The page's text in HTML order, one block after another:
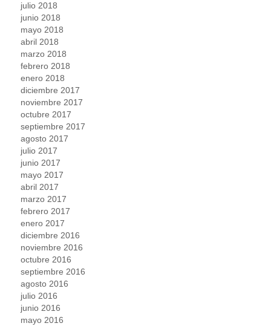
julio 2018
junio 2018
mayo 2018
abril 2018
marzo 2018
febrero 2018
enero 2018
diciembre 2017
noviembre 2017
octubre 2017
septiembre 2017
agosto 2017
julio 2017
junio 2017
mayo 2017
abril 2017
marzo 2017
febrero 2017
enero 2017
diciembre 2016
noviembre 2016
octubre 2016
septiembre 2016
agosto 2016
julio 2016
junio 2016
mayo 2016